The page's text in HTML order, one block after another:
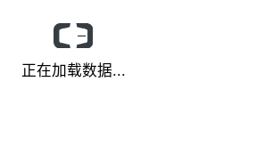
正在加载数据...